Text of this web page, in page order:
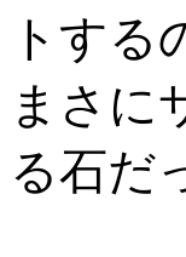
トする
まさに
る石だ